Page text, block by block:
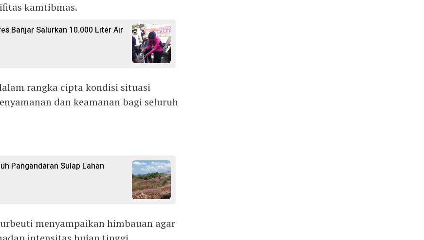
kamtibmas.
Banjar Salurkan 10.000 Liter Air
rangka cipta kondisi situasi
dan keamanan bagi seluruh
Pangandaran Sulap Lahan
menyampaikan himbauan agar